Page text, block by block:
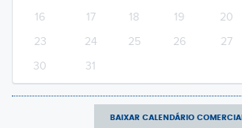
16
17 18 19 20
23
24 25 26 27
30
31
BAIXAR CALENDÁRIO